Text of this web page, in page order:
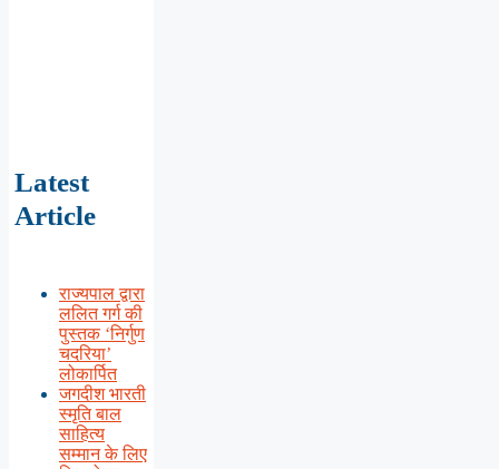
Latest
Article
राज्यपाल द्वारा
ललित गर्ग की
पुस्तक ‘निर्गुण
चदरिया’
लोकार्पित
जगदीश भारती
स्मृति बाल
साहित्य
सम्मान के लिए